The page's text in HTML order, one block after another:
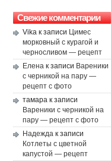
Свежие комментарии
Vika к записи Цимес
морковный с курагой и
черносливом — рецепт
Елена к записи Вареники
с черникой на пару —
рецепт с фото
тамара к записи
Вареники с черникой на
пару — рецепт с фото
Надежда к записи
Котлеты с цветной
капустой — рецепт